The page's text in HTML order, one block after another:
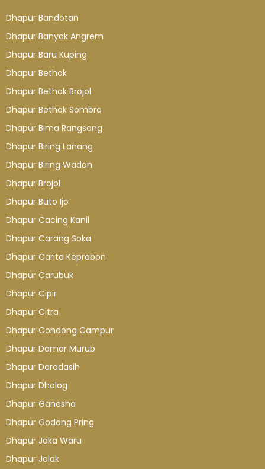
Dhapur Bandotan
Dhapur Banyak Angrem
Dhapur Baru Kuping
Dhapur Bethok
Dhapur Bethok Brojol
Dhapur Bethok Sombro
Dhapur Bima Rangsang
Dhapur Biring Lanang
Dhapur Biring Wadon
Dhapur Brojol
Dhapur Buto Ijo
Dhapur Cacing Kanil
Dhapur Carang Soka
Dhapur Carita Keprabon
Dhapur Carubuk
Dhapur Cipir
Dhapur Citra
Dhapur Condong Campur
Dhapur Damar Murub
Dhapur Daradasih
Dhapur Dholog
Dhapur Ganesha
Dhapur Godong Pring
Dhapur Jaka Waru
Dhapur Jalak